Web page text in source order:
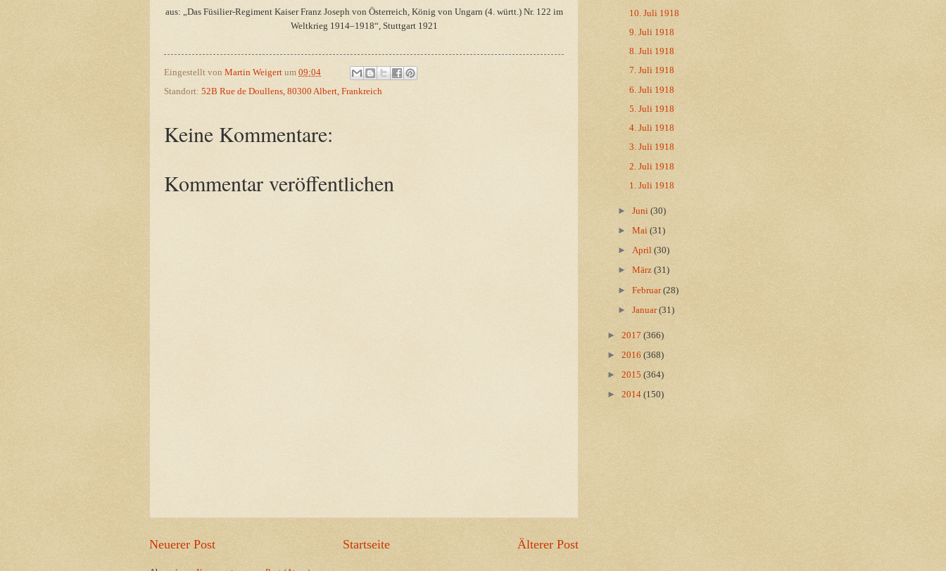
aus: „Das Füsilier-Regiment Kaiser Franz Joseph von Österreich, König von Ungarn (4. württ.) Nr. 122 im
Weltkrieg 1914–1918“, Stuttgart 1921
Eingestellt von Martin Weigert um 09:04
Standort: 52B Rue de Doullens, 80300 Albert, Frankreich
Keine Kommentare:
Kommentar veröffentlichen
Neuerer Post Älterer Post
Startseite
10. Juli 1918
9. Juli 1918
8. Juli 1918
7. Juli 1918
6. Juli 1918
5. Juli 1918
4. Juli 1918
3. Juli 1918
2. Juli 1918
1. Juli 1918
►Juni(30)
►Mai(31)
►April(30)
►März(31)
►Februar(28)
►Januar(31)
► 2017 (366)
► 2016 (368)
► 2015 (364)
► 2014 (150)